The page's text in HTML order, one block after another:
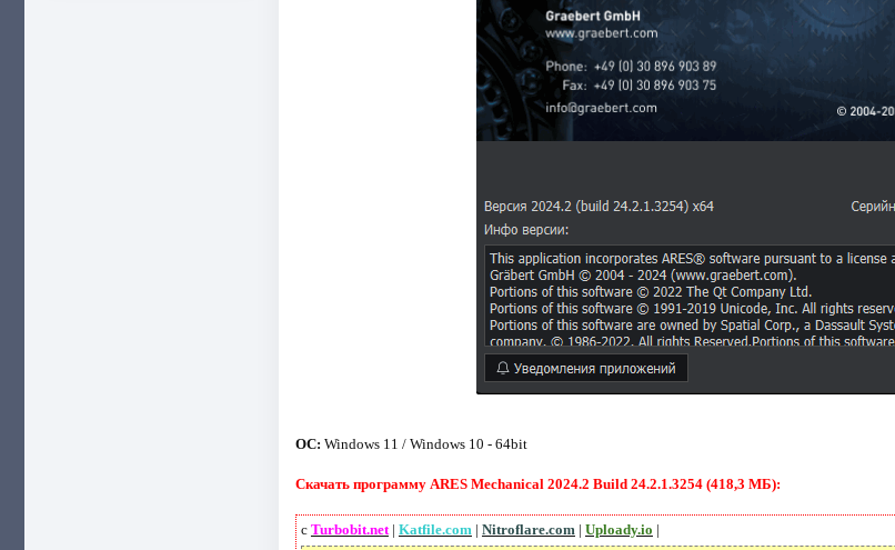
ОС: Windows 11 / Windows 10 - 64bit
Скачать программу ARES Mechanical 2024.2 Build 24.2.1.3254 (418,3 МБ):
с Turbobit.net| Katfile.com | Nitroflare.com | Uploady.io |